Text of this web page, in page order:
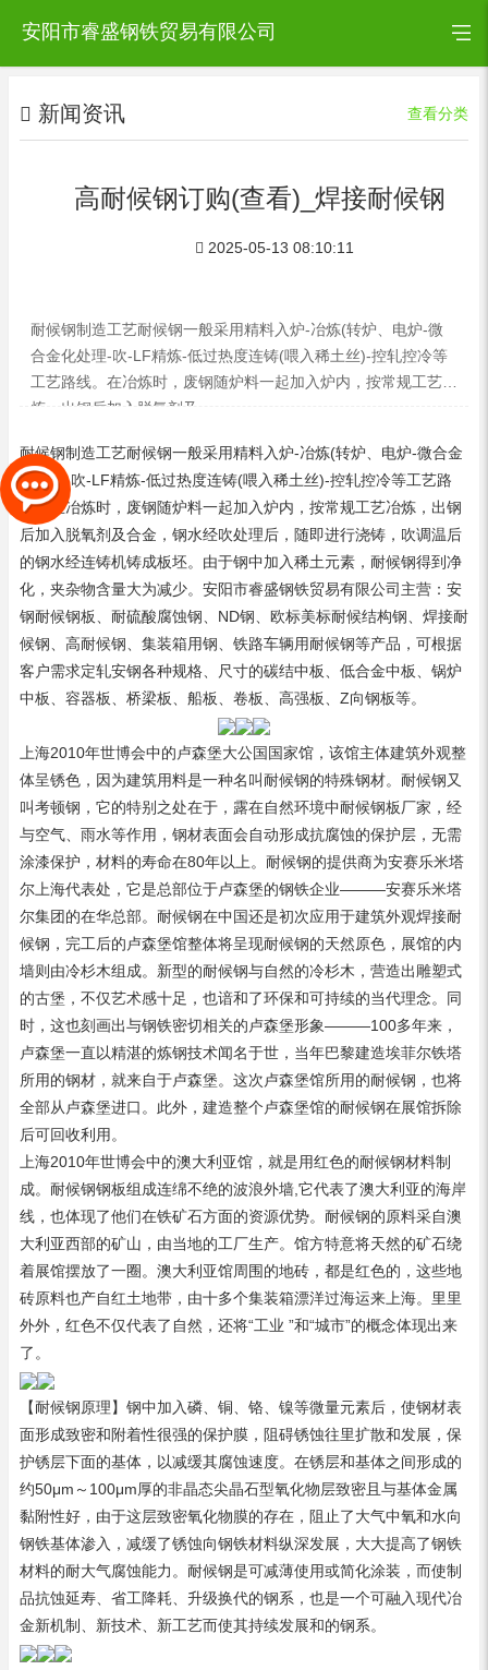
安阳市睿盛钢铁贸易有限公司
新闻资讯 查看分类
高耐候钢订购(查看)_焊接耐候钢
2025-05-13 08:10:11
耐候钢制造工艺耐候钢一般采用精料入炉-冶炼(转炉、电炉-微
合金化处理-吹-LF精炼-低过热度连铸(喂入稀土丝)-控轧控冷等
工艺路线。在冶炼时，废钢随炉料一起加入炉内，按常规工艺冶
炼，出钢后加入脱氧剂及
耐候钢制造工艺耐候钢一般采用精料入炉-冶炼(转炉、电炉-微合金
化处理-吹-LF精炼-低过热度连铸(喂入稀土丝)-控轧控冷等工艺路
线。在冶炼时，废钢随炉料一起加入炉内，按常规工艺冶炼，出钢
后加入脱氧剂及合金，钢水经吹处理后，随即进行浇铸，吹调温后
的钢水经连铸机铸成板坯。由于钢中加入稀土元素，耐候钢得到净
化，夹杂物含量大为减少。安阳市睿盛钢铁贸易有限公司主营：安
钢耐候钢板
、耐硫酸腐蚀钢、ND钢、欧标美标耐候结构钢、焊接耐
候钢、 高耐候钢 、集装箱用钢、铁路车辆用耐候钢等产品，可根据
客户需求定轧安钢各种规格、尺寸的碳结中板、低合金中板、锅炉
中板、容器板、桥梁板、船板、卷板、高强板、Z向钢板等。
上海2010年世博会中的卢森堡大公国国家馆，该馆主体建筑外观整
体呈锈色，因为建筑用料是一种名叫耐候钢的特殊钢材。耐候钢又
叫考顿钢，它的特别之处在于，露在自然环境中耐候钢板厂家 ，经
与空气、雨水等作用，钢材表面会自动形成抗腐蚀的保护层，无需
涂漆保护，材料的寿命在80年以上。耐候钢的提供商为安赛乐米塔
尔上海代表处，它是总部位于卢森堡的钢铁企业———安赛乐米塔
尔集团的在华总部。耐候钢在中国还是初次应用于建筑外观焊接耐
候钢 ，完工后的卢森堡馆整体将呈现耐候钢的天然原色，展馆的内
墙则由冷杉木组成。新型的耐候钢与自然的冷杉木，营造出雕塑式
的古堡，不仅艺术感十足，也谙和了环保和可持续的当代理念。同
时，这也刻画出与钢铁密切相关的卢森堡形象———100多年来，
卢森堡一直以精湛的炼钢技术闻名于世，当年巴黎建造埃菲尔铁塔
所用的钢材，就来自于卢森堡。这次卢森堡馆所用的耐候钢，也将
全部从卢森堡进口。此外，建造整个卢森堡馆的耐候钢在展馆拆除
后可回收利用。
上海2010年世博会中的澳大利亚馆，就是用红色的耐候钢材料制
成。耐候钢钢板组成连绵不绝的波浪外墙,它代表了澳大利亚的海岸
线，也体现了他们在铁矿石方面的资源优势。耐候钢的原料采自澳
大利亚西部的矿山，由当地的工厂生产。馆方特意将天然的矿石绕
着展馆摆放了一圈。澳大利亚馆周围的地砖，都是红色的，这些地
砖原料也产自红土地带，由十多个集装箱漂洋过海运来上海。里里
外外，红色不仅代表了自然，还将“工业 ”和“城市”的概念体现出来
了。
【耐候钢原理】钢中加入磷、铜、铬、镍等微量元素后，使钢材表
面形成致密和附着性很强的保护膜，阻碍锈蚀往里扩散和发展，保
护锈层下面的基体，以减缓其腐蚀速度。在锈层和基体之间形成的
约50μm～100μm厚的非晶态尖晶石型氧化物层致密且与基体金属
黏附性好，由于这层致密氧化物膜的存在，阻止了大气中氧和水向
钢铁基体渗入，减缓了锈蚀向钢铁材料纵深发展，大大提高了钢铁
材料的耐大气腐蚀能力。耐候钢是可减薄使用或简化涂装，而使制
品抗蚀延寿、省工降耗、升级换代的钢系，也是一个可融入现代冶
金新机制、新技术、新工艺而使其持续发展和的钢系。